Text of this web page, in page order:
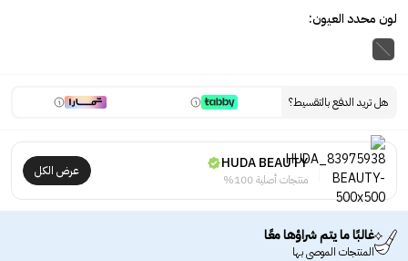
لون محدد العيون:
هل تريد الدفع بالتقسيط؟
HUDA BEAUTY
منتجات أصلية 100%
عرض الكل
غالبًا ما يتم شراؤها معًا
المنتجات الموصى بها